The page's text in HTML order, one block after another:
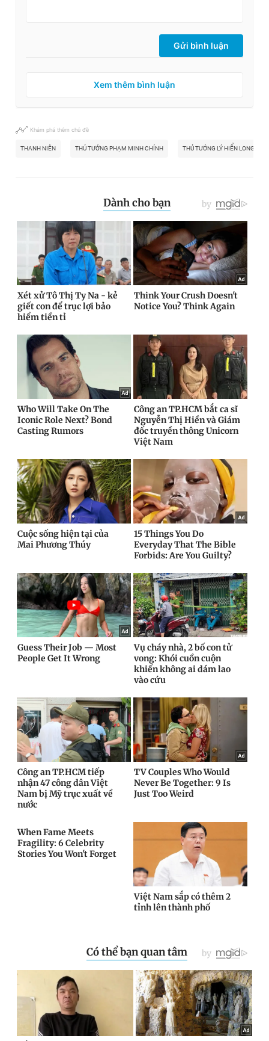
Gửi bình luận
Xem thêm bình luận
Khám phá thêm chủ đề
THANH NIÊN THỦ TƯỚNG PHẠM MINH CHÍNH THỦ TƯỚNG LÝ HIỂN LONG